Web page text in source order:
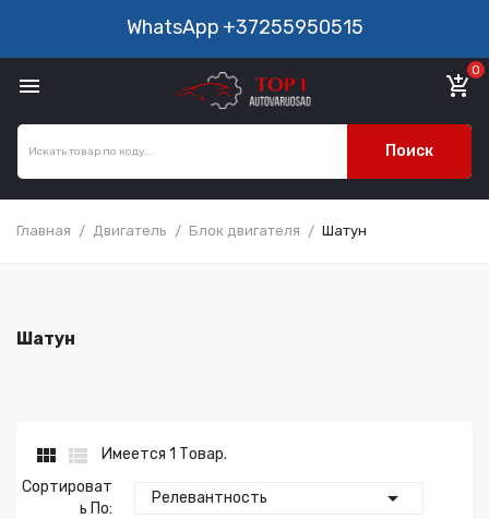
WhatsApp +37255950515
 add_shopping_cart
0
Поиск
Главная Двигатель Блок двигателя Шатун
Шатун
 
Имеется 1 Товар.
Сортироват
Ь По:
Релевантность 